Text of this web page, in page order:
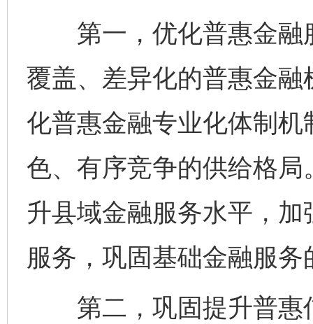
第一，优化普惠金融
覆盖、差异化的普惠金
化普惠金融专业化体制
色、有序竞争的供给格
升县域金融服务水平，
服务，巩固基础金融服
第二，巩固提升普惠